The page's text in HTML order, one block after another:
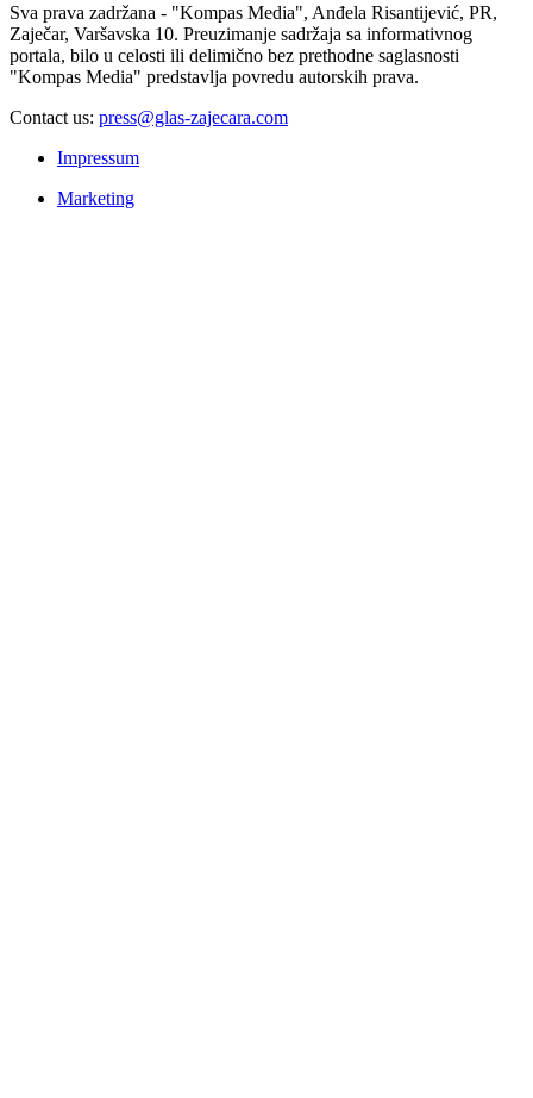
Sva prava zadržana - "Kompas Media", Anđela Risantijević, PR,
Zaječar, Varšavska 10. Preuzimanje sadržaja sa informativnog
portala, bilo u celosti ili delimično bez prethodne saglasnosti
"Kompas Media" predstavlja povredu autorskih prava.
Contact us: press@glas-zajecara.com
Impressum
Marketing